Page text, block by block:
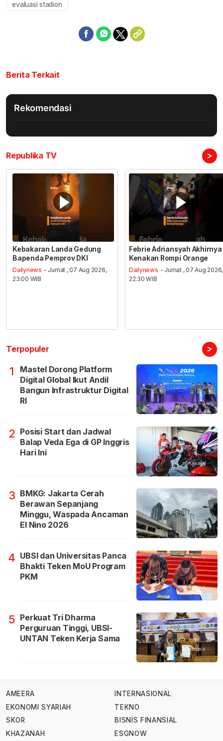
evaluasi stadion
Berita Terkait
Rekomendasi
Republika TV >
Kebakaran Landa Gedung
Bapenda Pemprov DKI
Dailynews - Jumat , 07 Aug 2026,
23:00 WIB
Febrie Adriansyah Akhirnya
Kenakan Rompi Orange
Dailynews - Jumat , 07 Aug 2026,
22:30 WIB
Terpopuler >
1
Mastel Dorong Platform
Digital Global Ikut Andil
Bangun Infrastruktur Digital
RI
2 Posisi Start dan Jadwal
Balap Veda Ega di GP Inggris
Hari Ini
3 BMKG: Jakarta Cerah
Berawan Sepanjang
Minggu, Waspada Ancaman
El Nino 2026
4 UBSI dan Universitas Panca
Bhakti Teken MoU Program
PKM
5 Perkuat Tri Dharma
Perguruan Tinggi, UBSI-
UNTAN Teken Kerja Sama
AMEERA
EKONOMI SYARIAH
SKOR
KHAZANAH
INTERNASIONAL
TEKNO
BISNIS FINANSIAL
ESGNOW